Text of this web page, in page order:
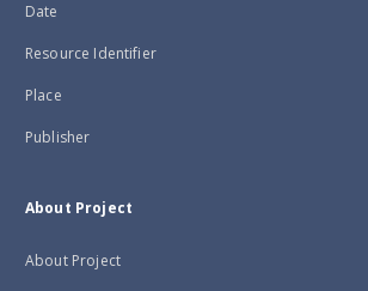
Date
Resource Identifier
Place
Publisher
About Project
About Project